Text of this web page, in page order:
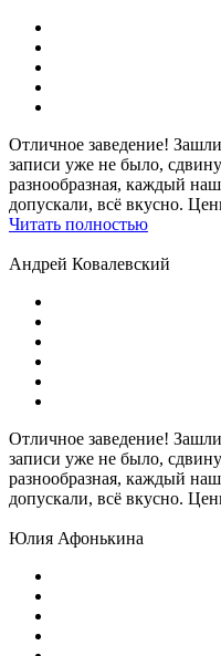
Отличное заведение!
записи уже не было,
разнообразная, каждый
допускали, всё вкусно.
Читать полностью
Андрей Ковалевский
Отличное заведение!
записи уже не было,
разнообразная, каждый
допускали, всё вкусно.
Юлия Афонькина